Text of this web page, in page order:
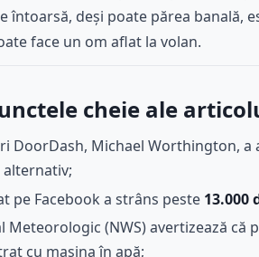
întoarsă, deși poate părea banală,
face un om aflat la volan.
cheie ale
DoorDash, Michael Worthington,
pe Facebook a strâns peste 13.000
Meteorologic (NWS) avertizează
cu mașina în apă;